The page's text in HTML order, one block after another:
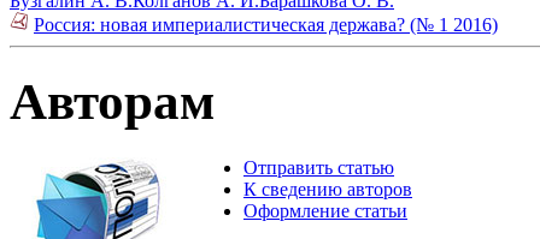
Россия: новая империалистическая держава? (№ 1 2016)
Авторам
Отправить статью
К сведению авторов
Оформление статьи